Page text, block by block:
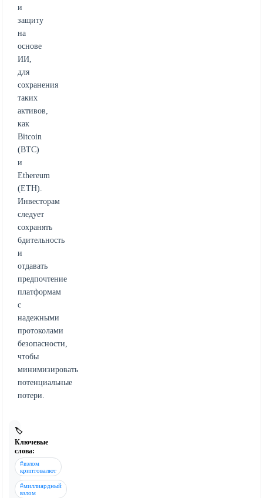
и
защиту
на
основе
ИИ,
для
сохранения
таких
активов,
как
Bitcoin
(BTC)
и
Ethereum
(ETH).
Инвесторам
следует
сохранять
бдительность
и
отдавать
предпочтение
платформам
с
надежными
протоколами
безопасности,
чтобы
минимизировать
потенциальные
потери.
🏷️
Ключевые
слова:
#взлом
криптовалют
#миллиардный
взлом